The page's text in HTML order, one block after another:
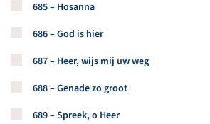
Koop een stuk van dit artikel
685 – Hosanna
Koop een stuk van dit artikel
686 – God is hier
Koop een stuk van dit artikel
687 – Heer, wijs mij uw weg
Koop een stuk van dit artikel
688 – Genade zo groot
Koop een stuk van dit artikel
689 – Spreek, o Heer